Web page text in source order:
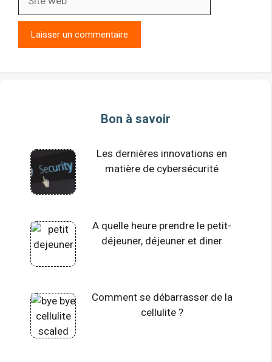
Bon à savoir
Les dernières innovations en
matière de cybersécurité
A quelle heure prendre le petit-
déjeuner, déjeuner et diner
Comment se débarrasser de la
cellulite ?